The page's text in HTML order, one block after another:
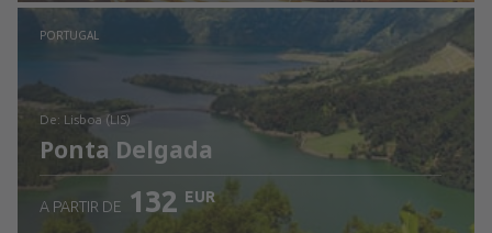
Ver detalhes
PORTUGAL
de: Lisboa (LIS)
Ponta Delgada
A PARTIR DE 132 EUR